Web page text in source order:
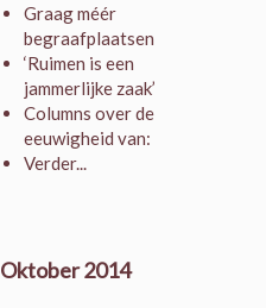
Graag méér
begraafplaatsen
‘Ruimen is een
jammerlijke zaak’
Columns over de
eeuwigheid van:
Verder...
Oktober 2014